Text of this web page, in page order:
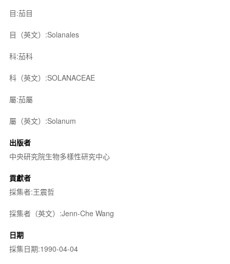
目:茄目
目（英文）:Solanales
科:茄科
科（英文）:SOLANACEAE
屬:茄屬
屬（英文）:Solanum
出版者
中央研究院生物多樣性研究中心
貢獻者
採集者:王震哲
採集者（英文）:Jenn-Che Wang
日期
採集日期:1990-04-04